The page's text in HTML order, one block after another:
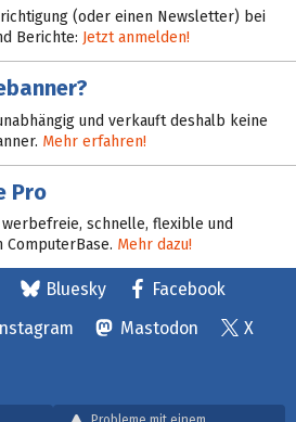
(oder einen Newsletter) bei
Berichte: Jetzt anmelden!
und verkauft deshalb keine
Mehr erfahren!
Pro
schnelle, flexible und
ComputerBase. Mehr dazu!
Bluesky
Facebook
Instagram Mastodon
X